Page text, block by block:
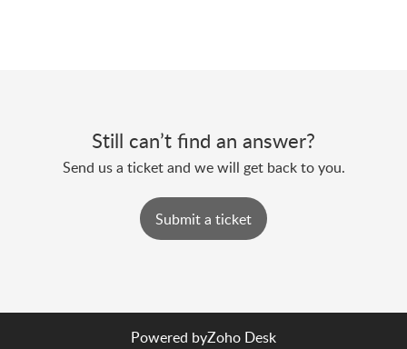
Still can’t find an answer?
Send us a ticket and we will get back to you.
Submit a ticket
Powered byZoho Desk